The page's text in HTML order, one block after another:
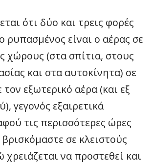
ότι δύο και τρεις φορές
ρυπασμένος είναι ο αέρας σε
χώρους (στα σπίτια, στους
και στα αυτοκίνητα) σε
εξωτερικό αέρα (και εξ
γεγονός εξαιρετικά
τις περισσότερες ώρες
σε κλειστούς
να προστεθεί και